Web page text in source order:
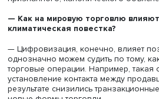
— В последние годы мы также
соотношения темпов общего
масштабе. На протяжении
торговля развивалась
опережала рост ВВП,
особенно после кризиса 2008
какой-то мере «сломалось»: